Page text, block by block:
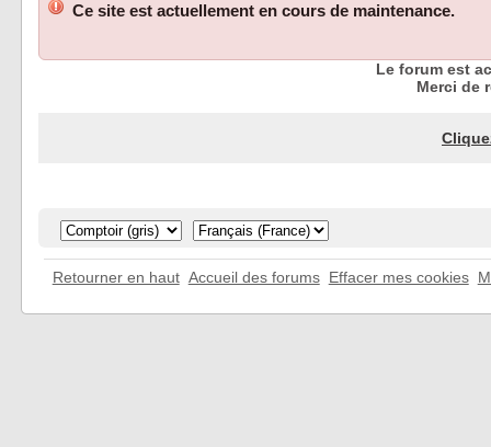
Ce site est actuellement en cours de maintenance.
Le forum est
Merci de
Retourner en haut Accueil des forums Effacer mes cookies